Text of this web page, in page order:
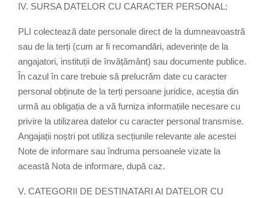
IV. SURSA DATELOR CU CARACTER PERSONAL:
PLI colectează date personale direct de la dumneavoastră
sau de la terți (cum ar fi recomandări, adeverințe de la
angajatori, instituții de învățământ) sau documente publice.
În cazul în care trebuie să prelucrăm date cu caracter
personal obținute de la terți persoane juridice, aceștia din
urmă au obligația de a vă furniza informațiile necesare cu
privire la utilizarea datelor cu caracter personal transmise.
Angajații noștri pot utiliza secțiunile relevante ale acestei
Note de informare sau îndruma persoanele vizate la
această Nota de informare, după caz.
V. CATEGORII DE DESTINATARI AI DATELOR CU